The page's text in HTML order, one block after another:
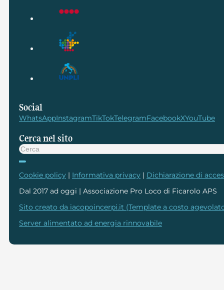
Social
WhatsAppInstagramTikTokTelegramFacebookXYouTube
Cerca nel sito
Cerca
Cookie policy | Informativa privacy | Dichiarazione di
Dal 2017 ad oggi | Associazione Pro Loco di Ficarolo APS
Sito creato da iacopoincerpi.it (Template a costo
Server alimentato ad energia rinnovabile